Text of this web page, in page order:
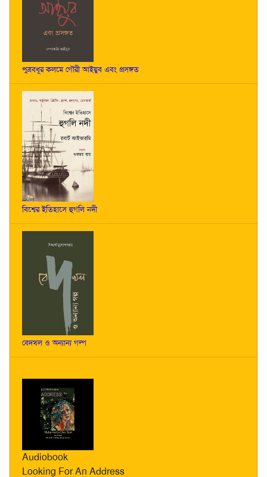
পুত্রবধূর কলমে গৌরী আইয়ুব এবং প্রসঙ্গত
বিশ্বের ইতিহাসে হুগলি নদী
বেদখল ও অন্যান্য গল্প
Audiobook
Looking For An Address